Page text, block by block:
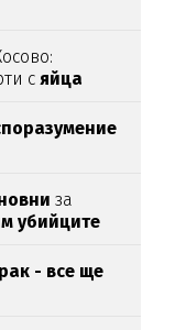
с яйца
за
убийците
- все ще